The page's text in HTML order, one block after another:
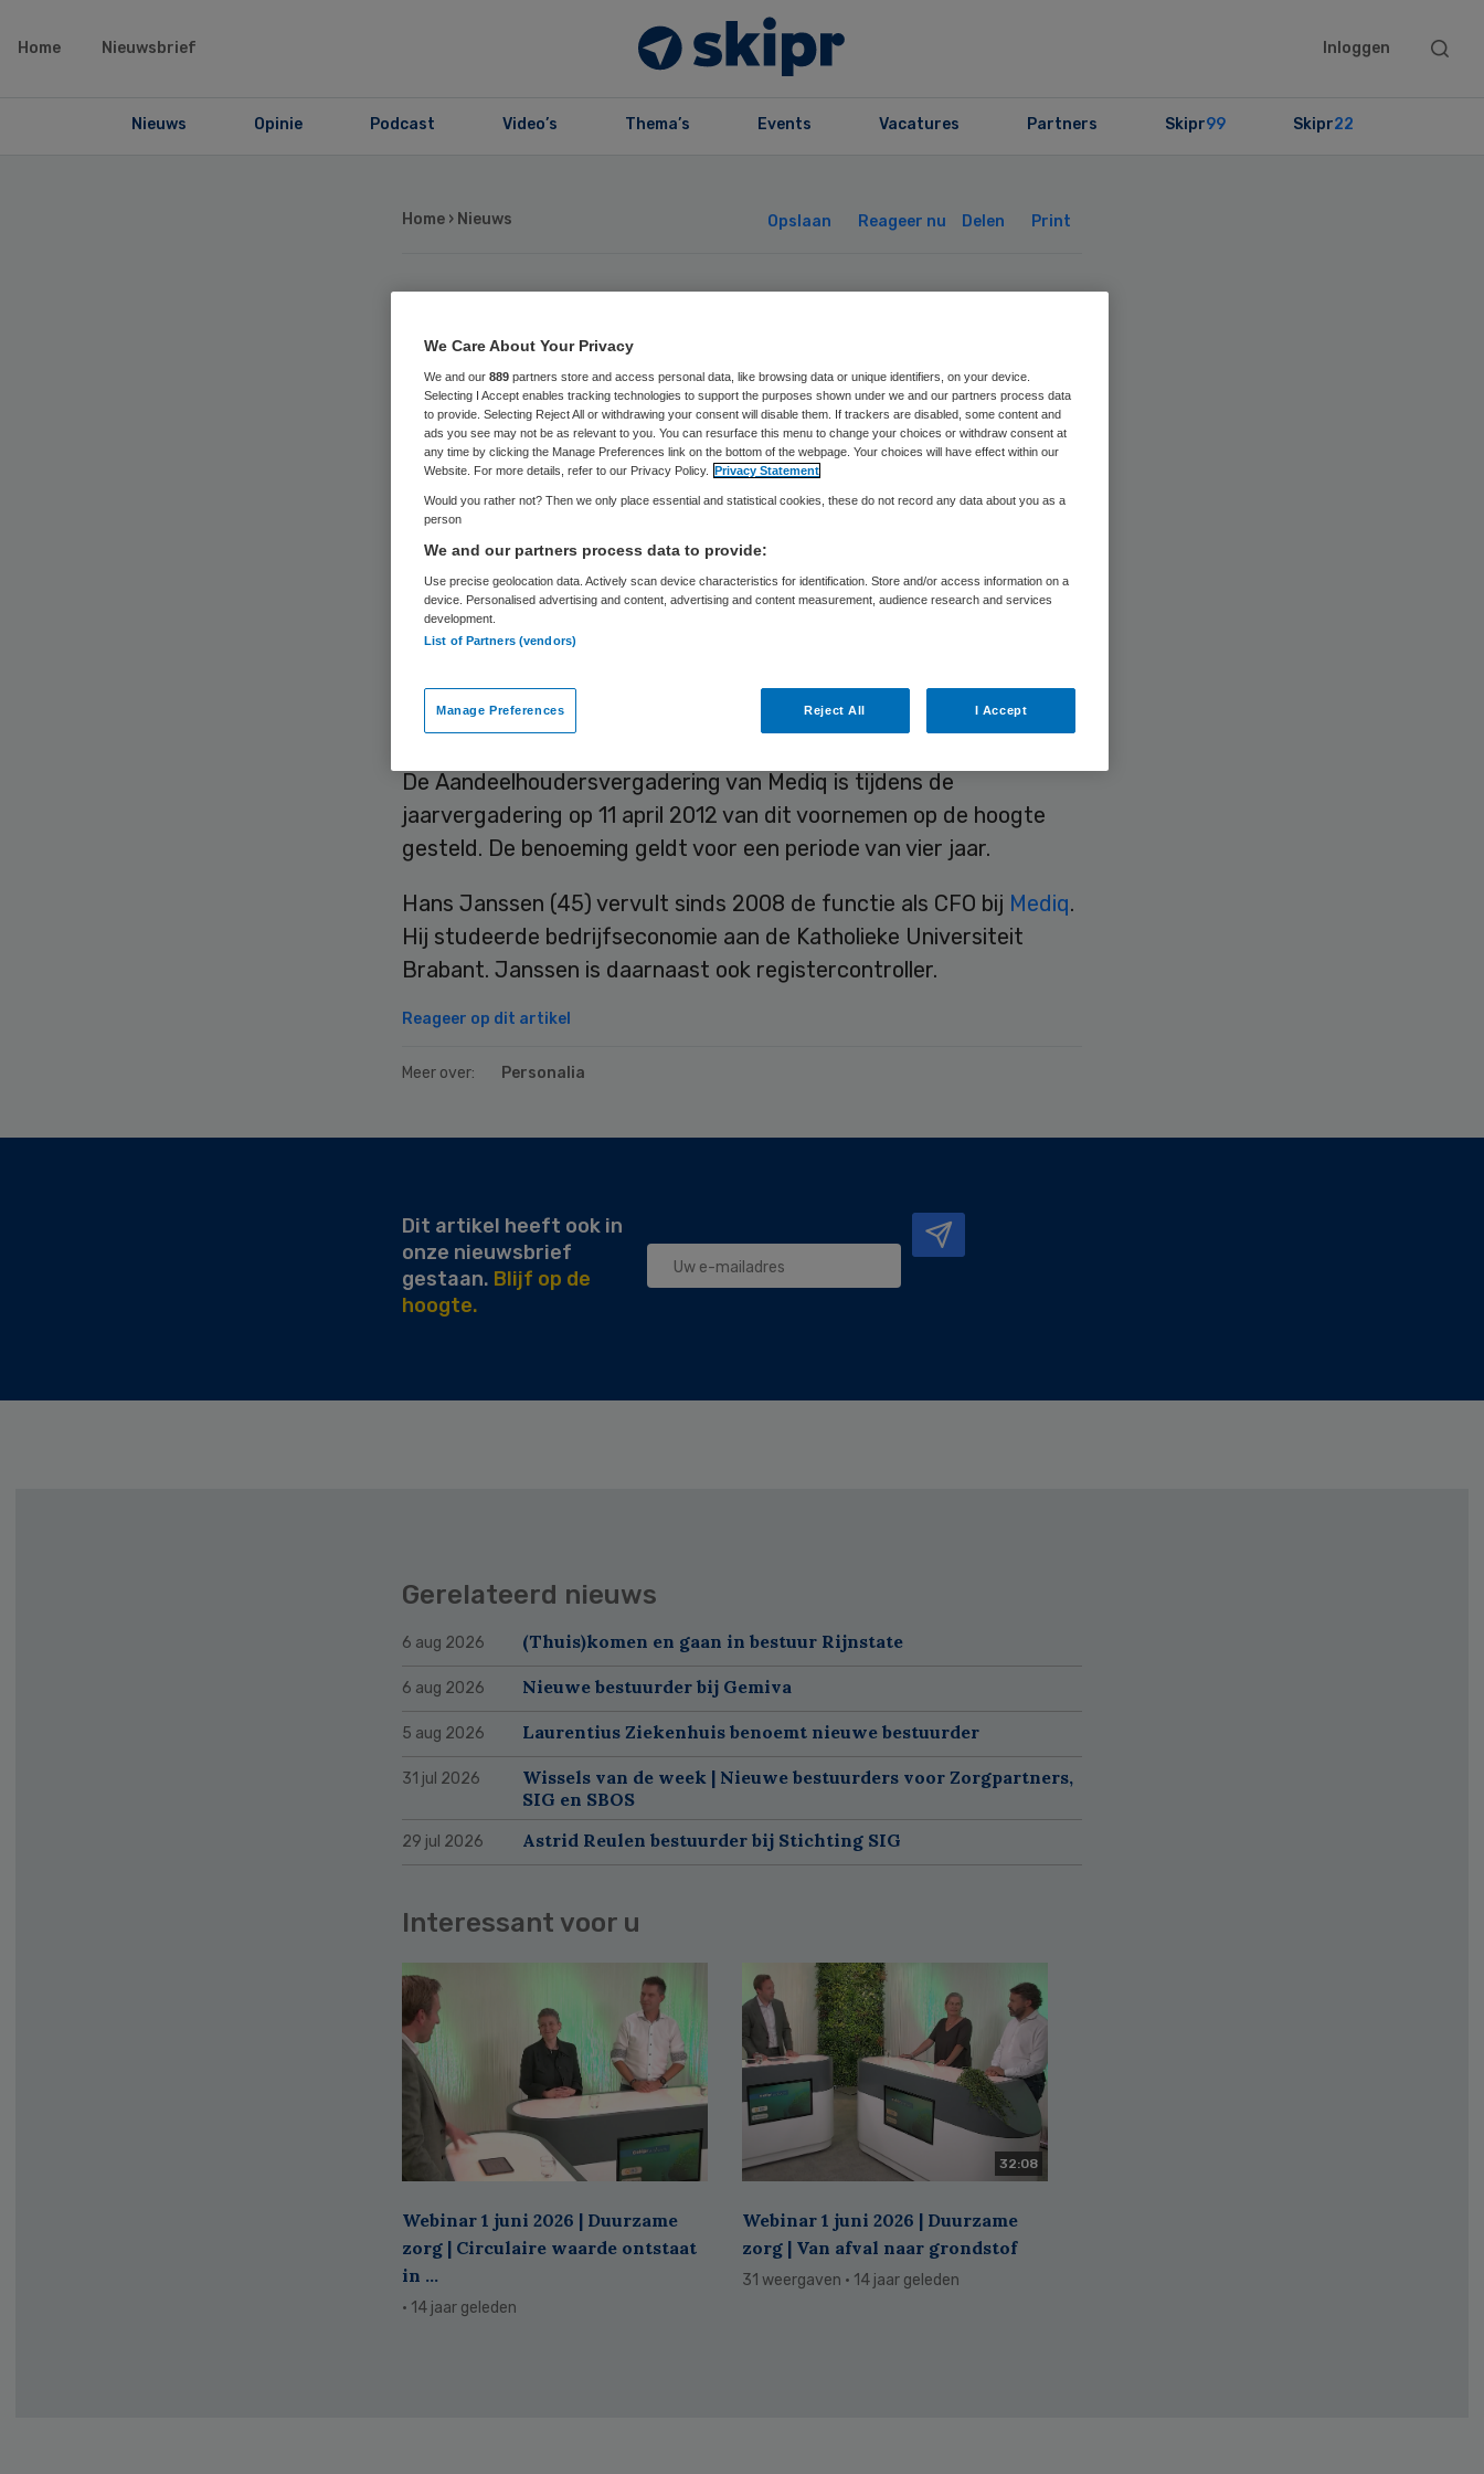
Home Nieuwsbrief Inloggen
Search
Nieuws Opinie Podcast Video’s Thema’s Events Vacatures Partners Skipr99 Skipr22
Home › Nieuws Opslaan Reageer nu Delen Print
Hans Janssen
herbenoemd als CFO
Mediq
Skipr Redactie 3 mei 2012
van medische hulpmiddelen en geneesmiddelen, heeft per 1 mei
2012 Hans Janssen herbenoemd als Chief Financial Officer (CFO).
De Aandeelhoudersvergadering van Mediq is tijdens de
jaarvergadering op 11 april 2012 van dit voornemen op de hoogte
gesteld. De benoeming geldt voor een periode van vier jaar.
Hans Janssen (45) vervult sinds 2008 de functie als CFO bij Mediq.
Hij studeerde bedrijfseconomie aan de Katholieke Universiteit
Brabant. Janssen is daarnaast ook registercontroller.
Reageer op dit artikel
Meer over: Personalia
Dit artikel heeft ook in
onze nieuwsbrief
gestaan. Blijf op de
hoogte.
Gerelateerd nieuws
6 aug 2026 (Thuis)komen en gaan in bestuur Rijnstate
6 aug 2026 Nieuwe bestuurder bij Gemiva
5 aug 2026 Laurentius Ziekenhuis benoemt nieuwe bestuurder
31 jul 2026
Wissels van de week | Nieuwe bestuurders voor Zorgpartners,
SIG en SBOS
29 jul 2026 Astrid Reulen bestuurder bij Stichting SIG
Interessant voor u
Webinar 1 juni 2026 | Duurzame
zorg | Circulaire waarde ontstaat
in ...
· 14 jaar geleden
32:08
Webinar 1 juni 2026 | Duurzame
zorg | Van afval naar grondstof
31 weergaven · 14 jaar geleden
We Care About Your Privacy
We and our 889 partners store and access personal data, like browsing data or unique identifiers, on your device.
Selecting I Accept enables tracking technologies to support the purposes shown under we and our partners process data
to provide. Selecting Reject All or withdrawing your consent will disable them. If trackers are disabled, some content and
ads you see may not be as relevant to you. You can resurface this menu to change your choices or withdraw consent at
any time by clicking the Manage Preferences link on the bottom of the webpage. Your choices will have effect within our
Website. For more details, refer to our Privacy Policy. Privacy Statement
Would you rather not? Then we only place essential and statistical cookies, these do not record any data about you as a
person
We and our partners process data to provide:
Use precise geolocation data. Actively scan device characteristics for identification. Store and/or access information on a
device. Personalised advertising and content, advertising and content measurement, audience research and services
development.
List of Partners (vendors)
Manage Preferences Reject All I Accept